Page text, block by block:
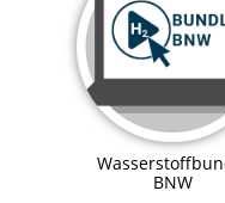
BNW